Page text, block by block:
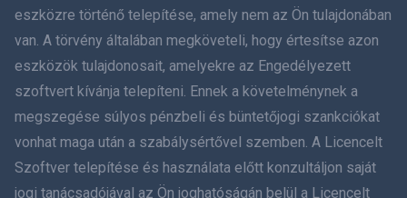
Dansk
हिंदी
עברית
Română
eszközre történő telepítése, amely nem az Ön tulajdonában
van. A törvény általában megköveteli, hogy értesítse azon
eszközök tulajdonosait, amelyekre az Engedélyezett
szoftvert kívánja telepíteni. Ennek a követelménynek a
megszegése súlyos pénzbeli és büntetőjogi szankciókat
vonhat maga után a szabálysértővel szemben. A Licencelt
Szoftver telepítése és használata előtt konzultáljon saját
jogi tanácsadójával az Ön joghatóságán belül a Licencelt